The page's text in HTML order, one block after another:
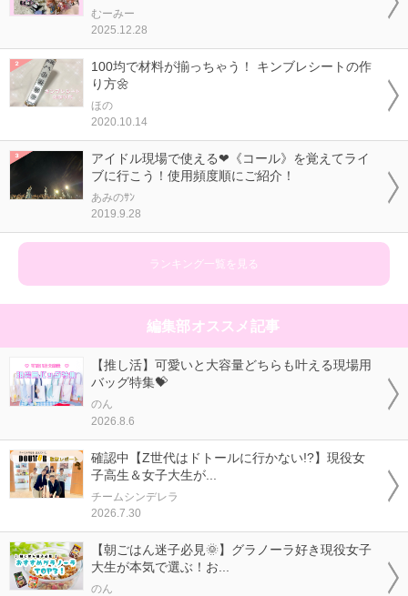
むーみー
2025.12.28
100均で材料が揃っちゃう！ キンブレシートの作
り方🌼
ほの
2020.10.14
アイドル現場で使える❤《コール》を覚えてライ
ブに行こう！使用頻度順にご紹介！
あみのｻﾝ
2019.9.28
ランキング一覧を見る
編集部オススメ記事
【推し活】可愛いと大容量どちらも叶える現場用
バッグ特集💝
のん
2026.8.6
確認中【Z世代はドトールに行かない!?】現役女
子高生＆女子大生が...
チームシンデレラ
2026.7.30
【朝ごはん迷子必見🌞】グラノーラ好き現役女子
大生が本気で選ぶ！お...
のん